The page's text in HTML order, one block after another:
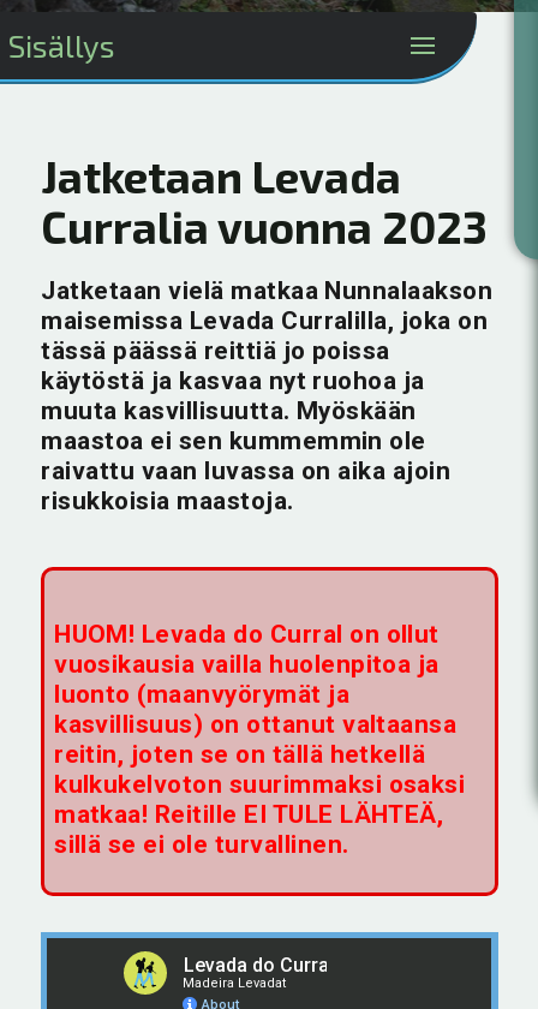
Sisällys
Jatketaan Levada
Curralia vuonna 2023
Jatketaan vielä matkaa Nunnalaakson
maisemissa Levada Curralilla, joka on
tässä päässä reittiä jo poissa
käytöstä ja kasvaa nyt ruohoa ja
muuta kasvillisuutta. Myöskään
maastoa ei sen kummemmin ole
raivattu vaan luvassa on aika ajoin
risukkoisia maastoja.
HUOM! Levada do Curral on ollut
vuosikausia vailla huolenpitoa ja
luonto (maanvyörymät ja
kasvillisuus) on ottanut valtaansa
reitin, joten se on tällä hetkellä
kulkukelvoton suurimmaksi osaksi
matkaa! Reitille EI TULE LÄHTEÄ,
sillä se ei ole turvallinen.